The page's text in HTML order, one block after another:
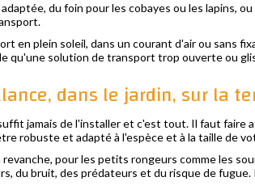
du foin pour les cobayes ou les lapins,
en plein soleil, dans un courant d'air ou sans
qu'une solution de transport trop ouverte ou
dans le jardin, sur la
jamais de l'installer et c'est tout. Il faut faire
robuste et adapté à l'espèce et à la taille de
pour les petits rongeurs comme les
bruit, des prédateurs et du risque de fugue.